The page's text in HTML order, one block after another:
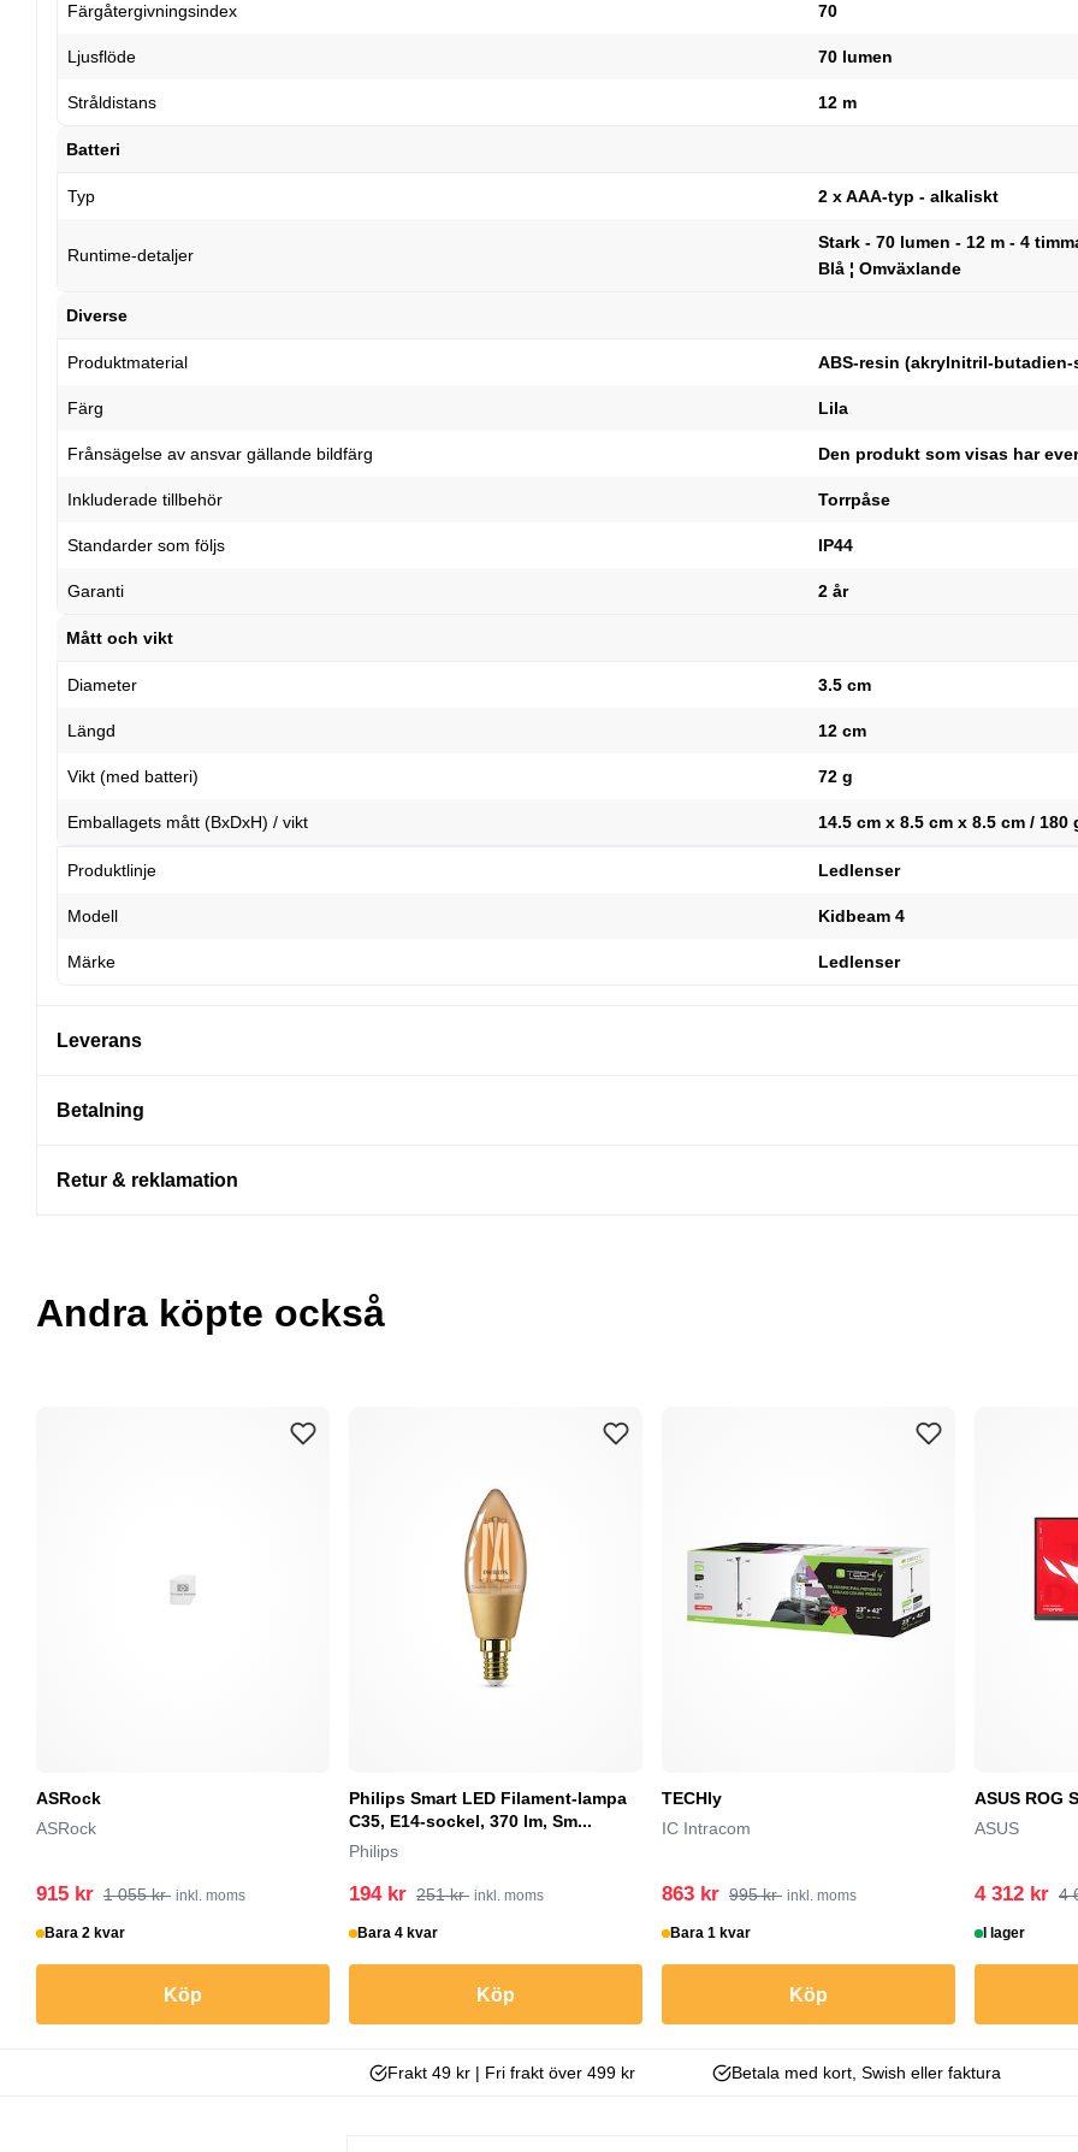
Färgåtergivningsindex 70
Ljusflöde 70 lumen
Stråldistans 12 m
Batteri
Typ 2 x AAA-typ - alkaliskt
Runtime-detaljer
Stark - 70 lumen - 12 m - 4
Blå ¦ Omväxlande
Diverse
Produktmaterial ABS-resin (akrylnitril-butadien-
Färg Lila
Frånsägelse av ansvar gällande bildfärg Den produkt som visas har
Inkluderade tillbehör Torrpåse
Standarder som följs IP44
Garanti 2 år
Mått och vikt
Diameter 3.5 cm
Längd 12 cm
Vikt (med batteri) 72 g
Emballagets mått (BxDxH) / vikt 14.5 cm x 8.5 cm x 8.5 cm / 180
Produktlinje Ledlenser
Modell Kidbeam 4
Märke Ledlenser
Leverans
Betalning
Retur & reklamation
Andra köpte också
ASRock
ASRock
915 kr 1 055 kr inkl. moms
Bara 2 kvar
Köp
Philips Smart LED Filament-lampa
C35, E14-sockel, 370 lm, Sm...
Philips
194 kr 251 kr inkl. moms
Bara 4 kvar
Köp
TECHly
IC Intracom
863 kr 995 kr inkl. moms
Bara 1 kvar
Köp
ASUS ROG
ASUS
4 312 kr 4
I lager
Frakt 49 kr | Fri frakt över 499 kr Betala med kort, Swish eller faktura